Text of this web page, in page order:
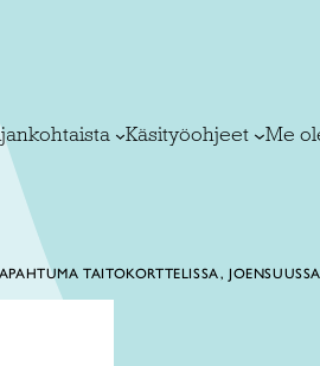
Käsityöohjeet Me
TAITOKORTTELISSA, JOENSUUSSA